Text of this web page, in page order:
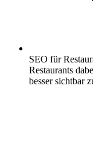
SEO für
Restaurants
besser sichtbar